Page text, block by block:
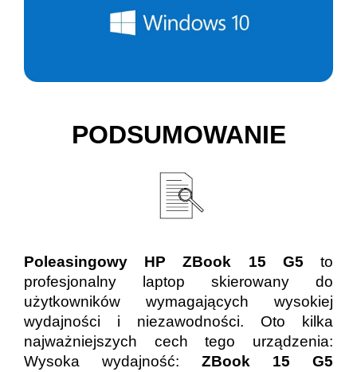
PODSUMOWANIE
Poleasingowy HP ZBook 15 G5 to
profesjonalny laptop skierowany do
użytkowników wymagających wysokiej
wydajności i niezawodności. Oto kilka
najważniejszych cech tego urządzenia:
Wysoka wydajność: ZBook 15 G5